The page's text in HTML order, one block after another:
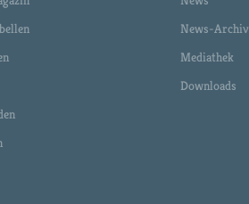
News-Archiv
Mediathek
Downloads